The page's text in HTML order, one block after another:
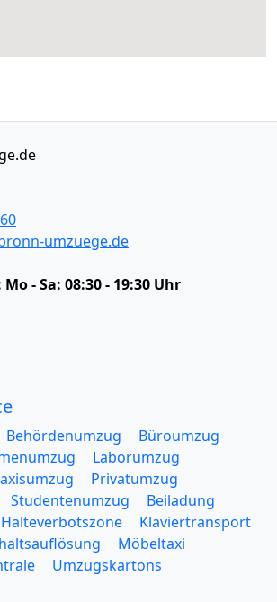
umzuege.de
Mo - Sa: 08:30 - 19:30 Uhr
Behördenumzug
Büroumzug
Laborumzug
Privatumzug
Studentenumzug
Beiladung
Halteverbotszone
Klaviertransport
Möbeltaxi
Umzugskartons